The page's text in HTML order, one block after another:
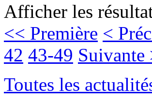
Afficher les
<< Première <
42 43-49 Suivante
Toutes les